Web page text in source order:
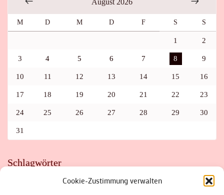
Cookie-Zustimmung verwalten
August 2026
M D M D F S S
1 2
3 4 5 6 7 8 9
10 11 12 13 14 15 16
17 18 19 20 21 22 23
24 25 26 27 28 29 30
31
Schlagwörter